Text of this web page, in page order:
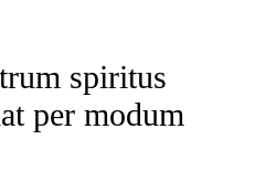
spiritus
per modum